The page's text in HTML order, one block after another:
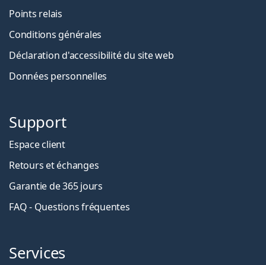
Points relais
Conditions générales
Déclaration d'accessibilité du site web
Données personnelles
Support
Espace client
Retours et échanges
Garantie de 365 jours
FAQ - Questions fréquentes
Services